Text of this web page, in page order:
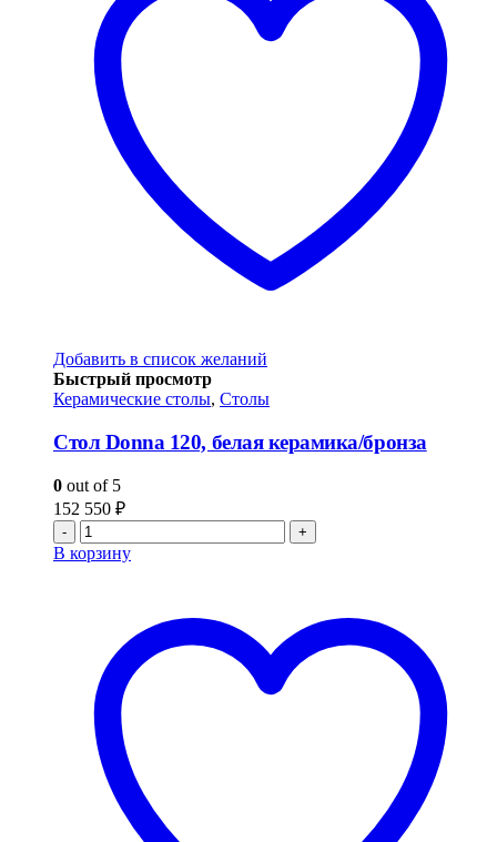
Добавить в список желаний
Быстрый просмотр
Керамические столы, Столы
Стол Donna 120, белая керамика/бронза
0 out of 5
152 550 ₽
- +
В корзину